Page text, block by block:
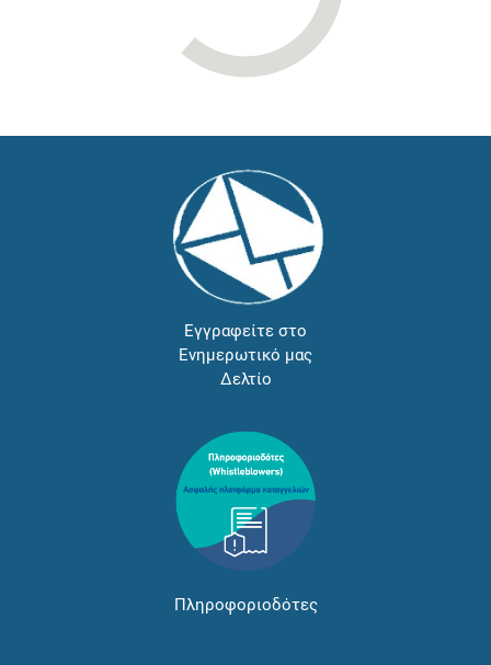
Εγγραφείτε στο
Ενημερωτικό μας
Δελτίο
Πληροφοριοδότες